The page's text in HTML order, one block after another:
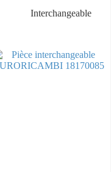
Interchangeable